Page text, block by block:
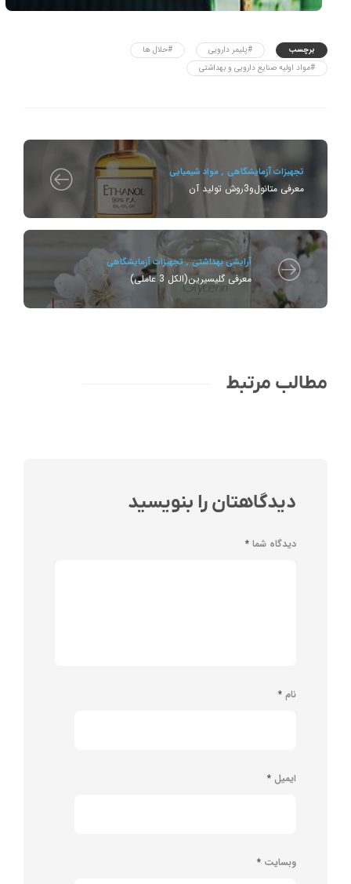
برچسب #پلیمر دارویی
#حلال ها
#مواد اولیه صنایع دارویی و بهداشتی
تجهیزات آزمایشگاهی ,مواد شیمیایی
معرفی متانول‌و‌3روش تولید آن
آرایشی بهداشتی ,تجهیزات آزمایشگاهی
معرفی گلیسیرین(الکل 3 عاملی)
مطالب مرتبط
دیدگاهتان را بنویسید
دیدگاه شما *
نام *
ایمیل *
وبسایت *